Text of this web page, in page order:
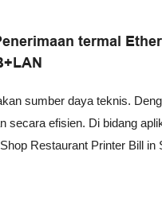
termal
sumber daya teknis.
secara efisien. Di bidang
Restaurant Printer Bill